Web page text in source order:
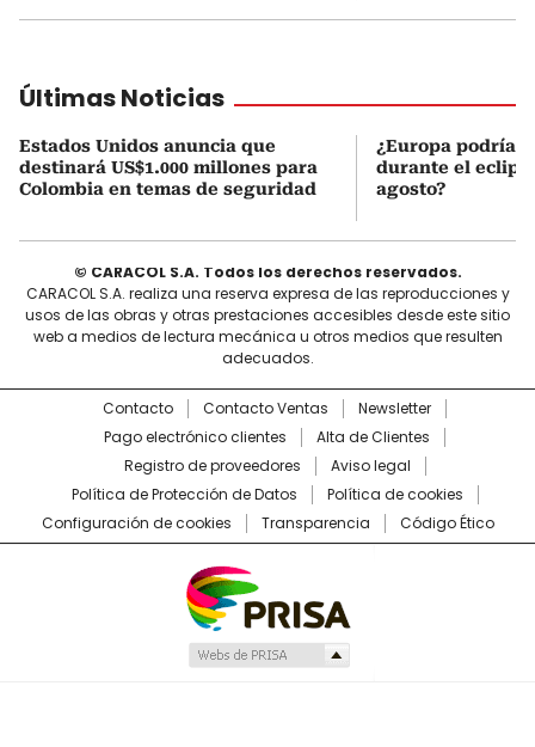
Últimas Noticias
Estados Unidos anuncia que
destinará US$1.000 millones para
Colombia en temas de seguridad
¿Europa podría
durante el
agosto?
© CARACOL S.A. Todos los derechos reservados.
CARACOL S.A. realiza una reserva expresa de las reproducciones y
usos de las obras y otras prestaciones accesibles desde este sitio
web a medios de lectura mecánica u otros medios que resulten
adecuados.
Contacto Contacto Ventas
Newsletter
Pago electrónico clientes
Alta de Clientes
Registro de proveedores
Aviso legal
Política de Protección de Datos
Política de cookies
Configuración de cookies
Transparencia Código Ético